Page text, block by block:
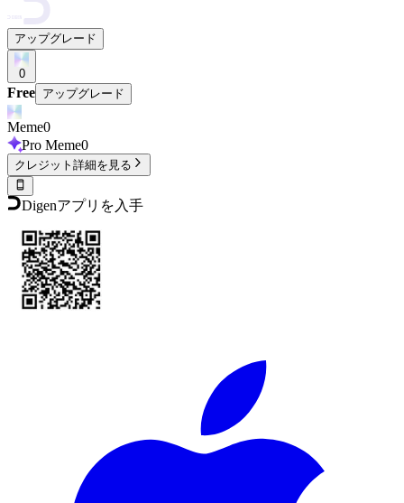
アップグレード
0
Free アップグレード
Meme0
Pro Meme0
クレジット詳細を見る
Digenアプリを入手